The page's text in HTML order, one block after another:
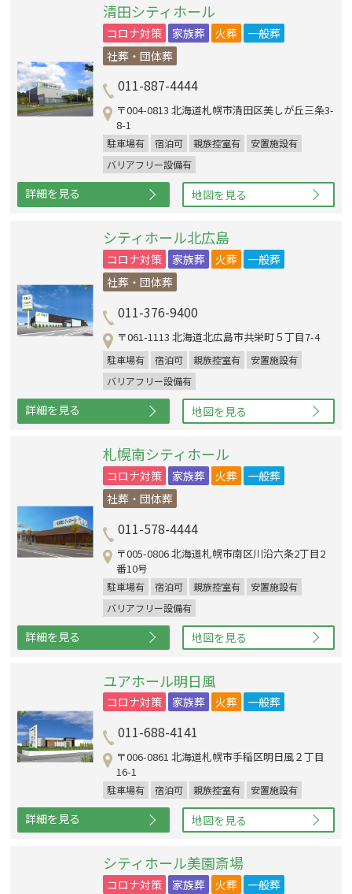
清田シティホール
コロナ対策 家族葬 火葬
一般葬
社葬・団体葬
011-887-4444
〒004-0813 北海道札幌市清田区美しが丘三条3-
8-1
駐車場有 宿泊可 親族控室有
安置施設有
バリアフリー設備有
詳細を見る 地図を見る
シティホール北広島
コロナ対策 家族葬 火葬
一般葬
社葬・団体葬
011-376-9400
〒061-1113 北海道北広島市共栄町５丁目7-4
駐車場有 宿泊可 親族控室有
安置施設有
バリアフリー設備有
詳細を見る 地図を見る
札幌南シティホール
コロナ対策 家族葬 火葬
一般葬
社葬・団体葬
011-578-4444
〒005-0806 北海道札幌市南区川沿六条2丁目2
番10号
駐車場有 宿泊可 親族控室有
安置施設有
バリアフリー設備有
詳細を見る 地図を見る
ユアホール明日風
コロナ対策 家族葬 火葬 一般葬
011-688-4141
〒006-0861 北海道札幌市手稲区明日風２丁目
16-1
駐車場有 宿泊可 親族控室有 安置施設有
詳細を見る 地図を見る
シティホール美園斎場
コロナ対策 家族葬 火葬
一般葬